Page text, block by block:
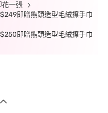
花一張
即贈熊頭造型毛絨擦手巾
即贈熊頭造型毛絨擦手巾